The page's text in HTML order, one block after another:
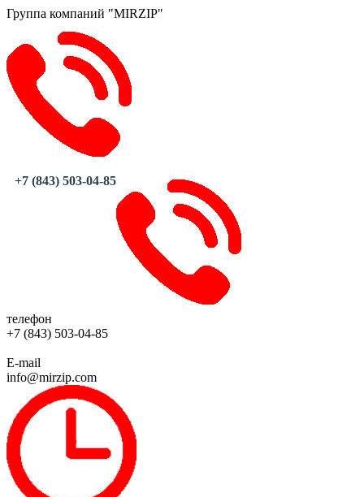
Группа компаний "MIRZIP"
+7 (843) 503-04-85
телефон
+7 (843) 503-04-85
E-mail
info@mirzip.com